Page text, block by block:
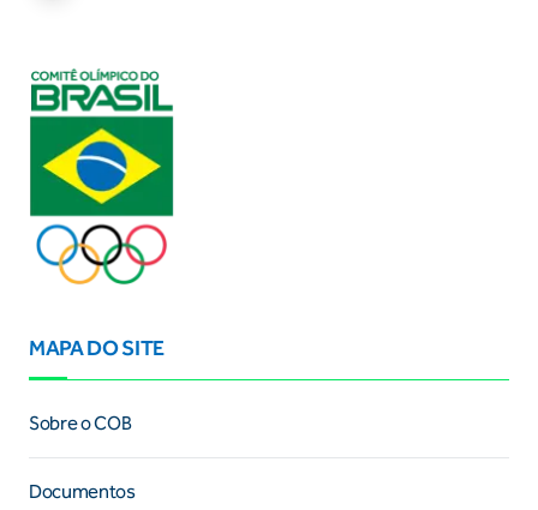
MAPA DO SITE
Sobre o COB
Documentos